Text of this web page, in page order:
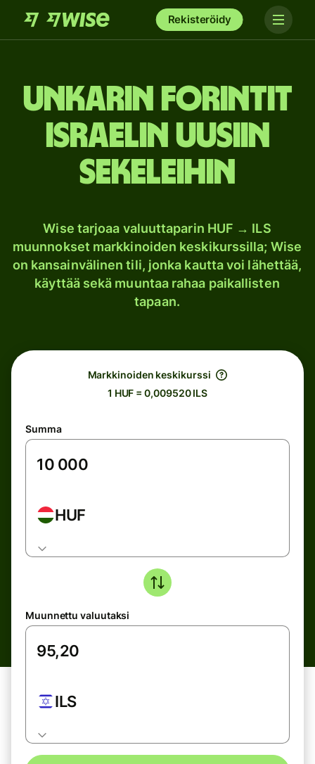
Rekisteröidy
Unkarin forintit
Israelin uusiin
sekeleihin
Wise tarjoaa valuuttaparin HUF → ILS
muunnokset markkinoiden keskikurssilla; Wise
on kansainvälinen tili, jonka kautta voi lähettää,
käyttää sekä muuntaa rahaa paikallisten
tapaan.
Markkinoiden keskikurssi
1 HUF = 0,009520 ILS
Summa
HUF
Muunnettu valuutaksi
ILS